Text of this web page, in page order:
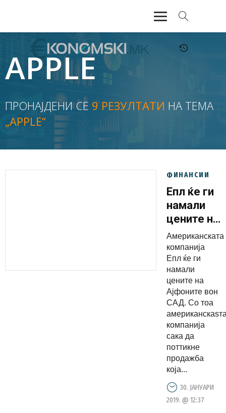
АКТУЕЛНО
ЕКОНОМИЈА
ФИНАНСИИ
БАНКАРСТВО
ЖИВОТ
APPLE
ПРОНАЈДЕНИ СЕ 9 РЕЗУЛТАТИ НА ТЕМА
„APPLE“
ФИНАНСИИ
Епл ќе ги
намали
цените на
Ајфоните
Американската
компанија
Епл ќе ги
намали
цените на
Ајфоните вон
САД. Со тоа
компанија
сака да
поттикне
продажба
која...
30. ЈАНУАРИ
2019. @ 12:37